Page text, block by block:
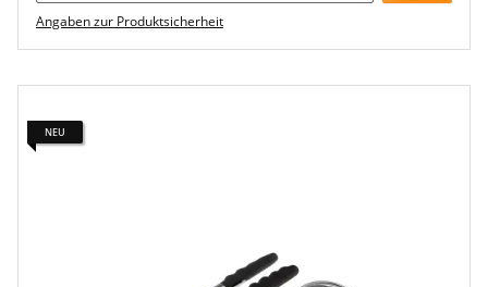
Angaben zur Produktsicherheit
NEU